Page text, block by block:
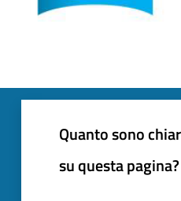
Quanto sono
su questa pagina?